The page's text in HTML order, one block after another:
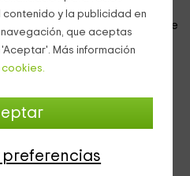
y la publicidad en
que aceptas
Más información
dentro de la provincia de
a poder conocer lapoblación
el que
ambiente de descanso
de hacer turismo
personas,y consta de varias